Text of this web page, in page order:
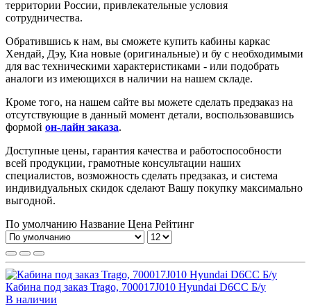
территории России, привлекательные условия
сотрудничества.
Обратившись к нам, вы сможете купить кабины каркас
Хендай, Дэу, Киа новые (оригинальные) и бу с необходимыми
для вас техническими характеристиками - или подобрать
аналоги из имеющихся в наличии на нашем складе.
Кроме того, на нашем сайте вы можете сделать предзаказ на
отсутствующие в данный момент детали, воспользовавшись
формой он-лайн заказа.
Доступные цены, гарантия качества и работоспособности
всей продукции, грамотные консультации наших
специалистов, возможность сделать предзаказ, и система
индивидуальных скидок сделают Вашу покупку максимально
выгодной.
По умолчанию Название Цена Рейтинг
Кабина под заказ Trago, 700017J010 Hyundai D6CC Б/у
В наличии